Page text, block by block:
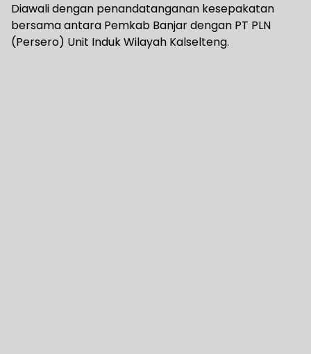
Diawali dengan penandatanganan kesepakatan
bersama antara Pemkab Banjar dengan PT PLN
(Persero) Unit Induk Wilayah Kalselteng.